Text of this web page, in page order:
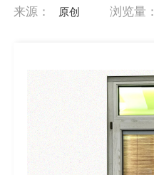
来源： 原创 浏览量：